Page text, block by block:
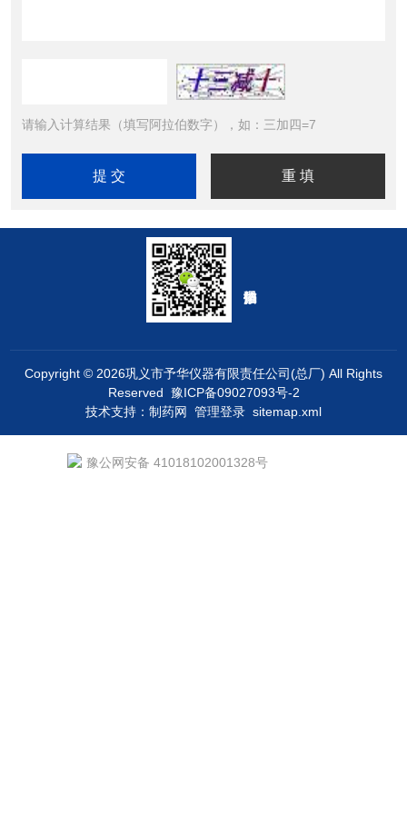
请输入计算结果（填写阿拉伯数字），如：三加四=7
Copyright © 2026巩义市予华仪器有限责任公司(总厂) All Rights
Reserved 豫ICP备09027093号-2
技术支持： 制药网 管理登录 sitemap.xml
豫公网安备 41018102001328号